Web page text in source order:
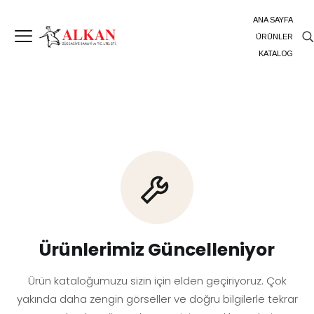
ANA SAYFA
ÜRÜNLER
KATALOG
Ürünlerimiz Güncelleniyor
Ürün kataloğumuzu sizin için elden geçiriyoruz. Çok
yakında daha zengin görseller ve doğru bilgilerle tekrar